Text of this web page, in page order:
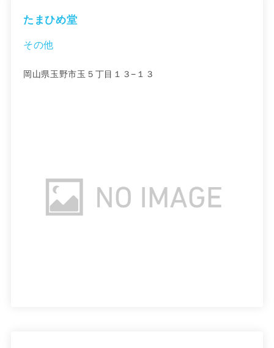
たまひめ堂
その他
岡山県玉野市玉５丁目１３−１３